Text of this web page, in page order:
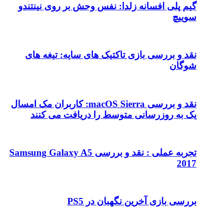
گیم پلی افسانه زلدا: نفس وحش بر روی نینتندو
سوییچ
نقد و بررسی بازی تاکتیک های سایه: تیغه های
شوگان
نقد و بررسی macOS Sierra: کاربران مک امسال
یک به روزرسانی متوسط را دریافت می کنند
تجربه عملی : نقد و بررسی Samsung Galaxy A5
2017
بررسی بازی آخرین نگهبان در PS5